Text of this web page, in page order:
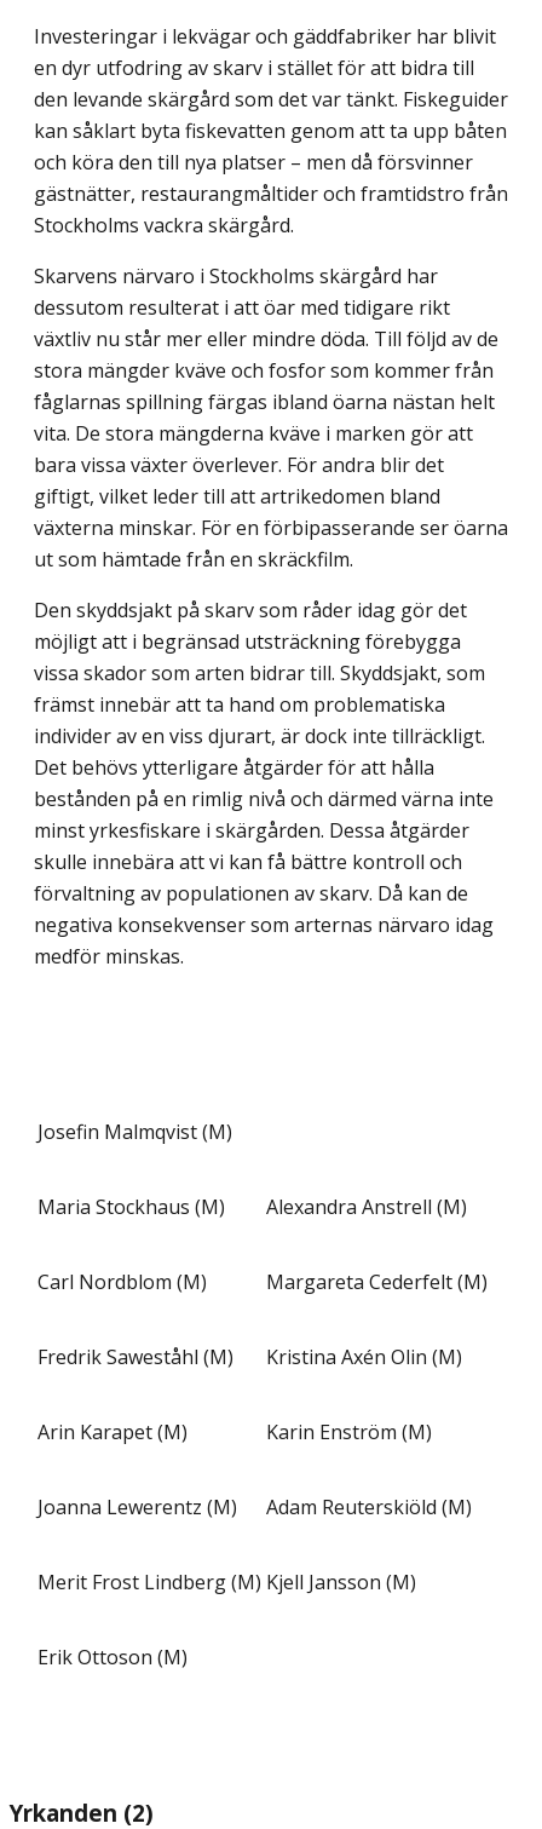
Investeringar i lekvägar och gäddfabriker har blivit
en dyr utfodring av skarv i stället för att bidra till
den levande skärgård som det var tänkt. Fiskeguider
kan såklart byta fiskevatten genom att ta upp båten
och köra den till nya platser – men då försvinner
gästnätter, restaurangmåltider och framtidstro från
Stockholms vackra skärgård.
Skarvens närvaro i Stockholms skärgård har
dessutom resulterat i att öar med tidigare rikt
växtliv nu står mer eller mindre döda. Till följd av de
stora mängder kväve och fosfor som kommer från
fåglarnas spillning färgas ibland öarna nästan helt
vita. De stora mängderna kväve i marken gör att
bara vissa växter överlever. För andra blir det
giftigt, vilket leder till att artrikedomen bland
växterna minskar. För en förbipasserande ser öarna
ut som hämtade från en skräckfilm.
Den skyddsjakt på skarv som råder idag gör det
möjligt att i begränsad utsträckning förebygga
vissa skador som arten bidrar till. Skyddsjakt, som
främst innebär att ta hand om problematiska
individer av en viss djurart, är dock inte tillräckligt.
Det behövs ytterligare åtgärder för att hålla
bestånden på en rimlig nivå och därmed värna inte
minst yrkesfiskare i skärgården. Dessa åtgärder
skulle innebära att vi kan få bättre kontroll och
förvaltning av populationen av skarv. Då kan de
negativa konsekvenser som arternas närvaro idag
medför minskas.
Josefin Malmqvist (M)
Maria Stockhaus (M) Alexandra Anstrell (M)
Carl Nordblom (M) Margareta Cederfelt (M)
Fredrik Saweståhl (M) Kristina Axén Olin (M)
Arin Karapet (M) Karin Enström (M)
Joanna Lewerentz (M) Adam Reuterskiöld (M)
Merit Frost Lindberg (M) Kjell Jansson (M)
Erik Ottoson (M)
Yrkanden (2)